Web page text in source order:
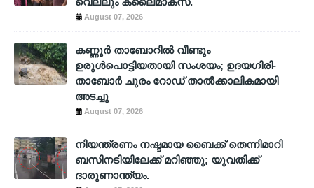
August 07, 2026
കണ്ണൂർ താബോറിൽ വീണ്ടും
ഉരുൾപൊട്ടിയതായി സംശയം; ഉദയഗിരി-
താബോർ ചുരം റോഡ് താൽക്കാലികമായി
അടച്ചു
August 07, 2026
നിയന്ത്രണം നഷ്ടമായ ബൈക്ക് തെന്നിമാറി
ബസിനടിയിലേക്ക് മറിഞ്ഞു; യുവതിക്ക്
ദാരുണാന്ത്യം.